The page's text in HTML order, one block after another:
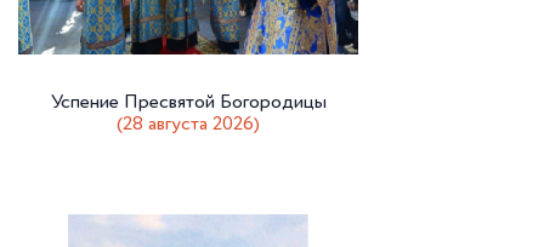
Успение Пресвятой Богородицы
(28 августа 2026)